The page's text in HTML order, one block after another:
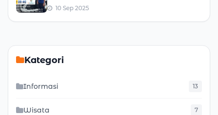
10 Sep 2025
Kategori
Informasi 13
Wisata 7